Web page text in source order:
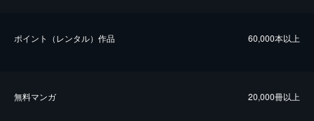
ポイント（レンタル）作品 60,000本以上
無料マンガ 20,000冊以上